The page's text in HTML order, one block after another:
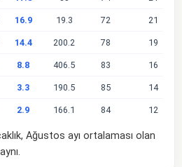
16.9 19.3 72 21
14.4 200.2 78 19
8.8 406.5 83 16
3.3 190.5 85 14
2.9 166.1 84 12
Ağustos ayı ortalaması olan